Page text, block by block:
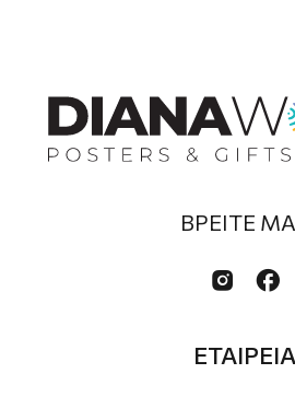
ΒΡΕΙΤΕ
 
ΕΤΑΙΡΕΙΑ